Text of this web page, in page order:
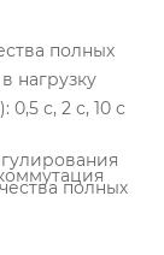
полных
нагрузку
с, 2 с, 10 с
полных